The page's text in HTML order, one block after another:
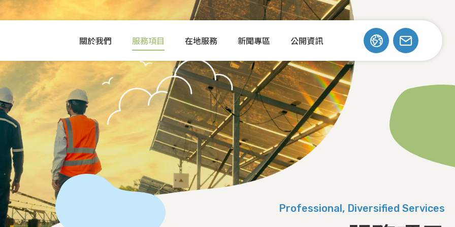
關於我們 服務項目 在地服務 新聞專區 公開資訊
Professional, Diversified Services